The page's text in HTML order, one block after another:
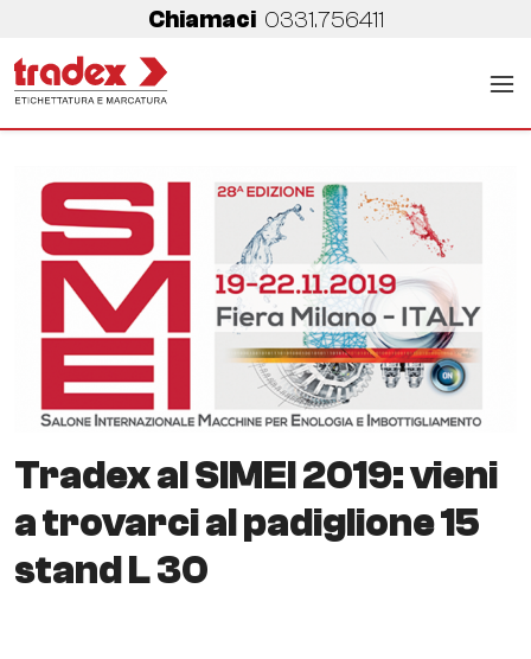
Chiamaci 0331.756411
Tradex al SIMEI 2019: vieni
a trovarci al padiglione 15
stand L 30